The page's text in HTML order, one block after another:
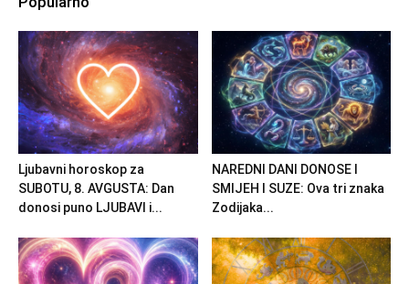
Ljubavni horoskop za
SUBOTU, 8. AVGUSTA: Dan
donosi puno LJUBAVI i...
NAREDNI DANI DONOSE I
SMIJEH I SUZE: Ova tri znaka
Zodijaka...